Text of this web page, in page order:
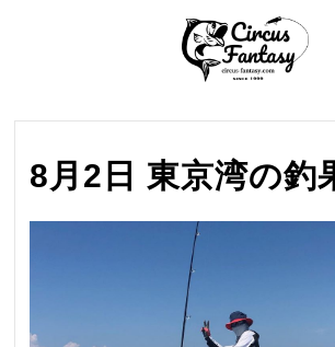
Fantasy
8月2日 東京湾の釣